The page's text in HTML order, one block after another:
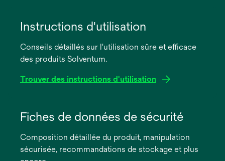
Instructions d'utilisation
Conseils détaillés sur l'utilisation sûre et efficace
des produits Solventum.
Trouver des instructions d'utilisation
dans
nouvel
onglet
Fiches de données de sécurité
Composition détaillée du produit, manipulation
sécurisée, recommandations de stockage et plus